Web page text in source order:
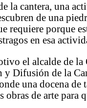
la cantera, una
de una
requiere porque
en esa
el alcalde de
Difusión de la
una docena de
obras de arte para